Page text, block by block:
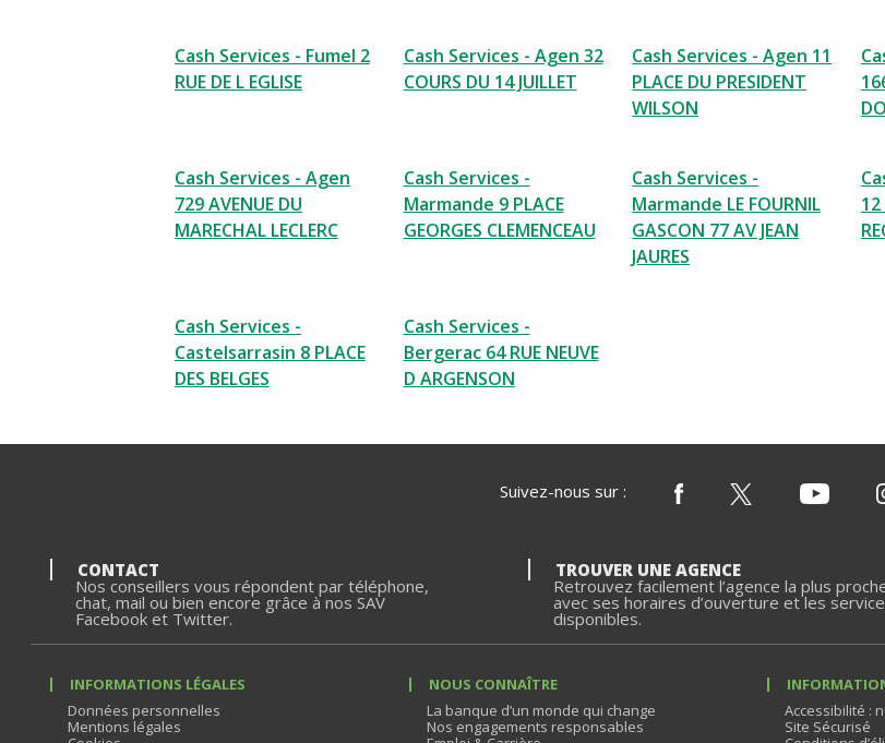
Cash Services - Fumel 2
RUE DE L EGLISE
Cash Services - Agen 32
COURS DU 14 JUILLET
Cash Services - Agen 11
PLACE DU PRESIDENT
WILSON
Cash Services - Agen
729 AVENUE DU
MARECHAL LECLERC
Cash Services -
Marmande 9 PLACE
GEORGES CLEMENCEAU
Cash Services -
Marmande LE FOURNIL
GASCON 77 AV JEAN
JAURES
12
Cash Services -
Castelsarrasin 8 PLACE
DES BELGES
Cash Services -
Bergerac 64 RUE NEUVE
D ARGENSON
Suivez-nous sur :
CONTACT
Nos conseillers vous répondent par téléphone,
chat, mail ou bien encore grâce à nos SAV
Facebook et Twitter.
TROUVER UNE AGENCE
Retrouvez facilement l’agence la plus
avec ses horaires d’ouverture et les
disponibles.
INFORMATIONS LÉGALES
Données personnelles
Mentions légales
NOUS CONNAÎTRE
La banque d’un monde qui change
Nos engagements responsables
Accessibilité :
Site Sécurisé